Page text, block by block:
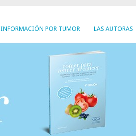
INFORMACIÓN POR TUMOR LAS AUTORAS